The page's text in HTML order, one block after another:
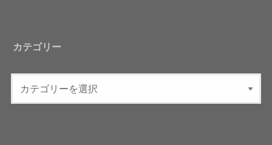
カテゴリー